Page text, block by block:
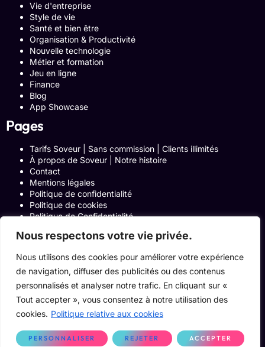
Nous respectons votre vie privée.
Nous utilisons des cookies pour améliorer votre expérience
de navigation, diffuser des publicités ou des contenus
personnalisés et analyser notre trafic. En cliquant sur «
Tout accepter », vous consentez à notre utilisation des
cookies. Politique relative aux cookies
PERSONNALISER REJETER ACCEPTER
Vie d'entreprise
Style de vie
Santé et bien être
Organisation & Productivité
Nouvelle technologie
Métier et formation
Jeu en ligne
Finance
Blog
App Showcase
Pages
Tarifs Soveur | Sans commission | Clients illimités
À propos de Soveur | Notre histoire
Contact
Mentions légales
Politique de confidentialité
Politique de cookies
Politique de Confidentialité
Blog
Programme Affiliation
Conditions générales d’utilisation
ACCUEIL
Onglets Zone Affilié
Le Blog
Devenir pro